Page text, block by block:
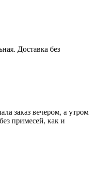
Доставка без
заказ вечером, а утром
примесей, как и